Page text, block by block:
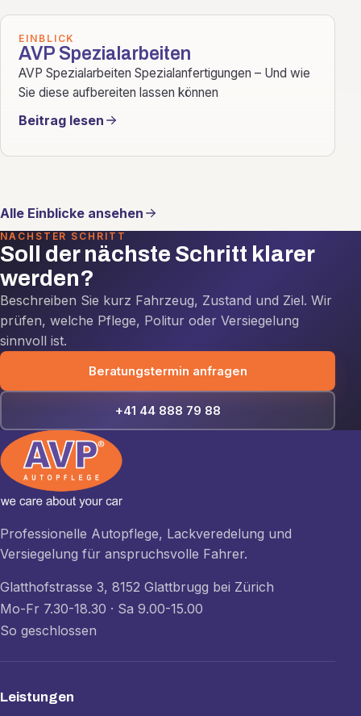
EINBLICK
AVP Spezialarbeiten
AVP Spezialarbeiten Spezialanfertigungen – Und wie
Sie diese aufbereiten lassen können
Beitrag lesen
Alle Einblicke ansehen
NÄCHSTER SCHRITT
Soll der nächste Schritt klarer
werden?
Beschreiben Sie kurz Fahrzeug, Zustand und Ziel. Wir
prüfen, welche Pflege, Politur oder Versiegelung
sinnvoll ist.
Beratungstermin anfragen
+41 44 888 79 88
Professionelle Autopflege, Lackveredelung und
Versiegelung für anspruchsvolle Fahrer.
Glatthofstrasse 3, 8152 Glattbrugg bei Zürich
Mo-Fr 7.30-18.30 · Sa 9.00-15.00
So geschlossen
Leistungen